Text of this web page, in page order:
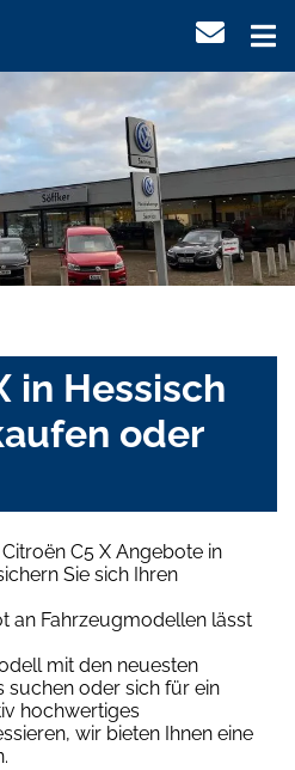
in Hessisch
oder
C5 X Angebote in
Sie sich Ihren
an Fahrzeugmodellen lässt
mit den neuesten
suchen oder sich für ein
hochwertiges
wir bieten Ihnen eine